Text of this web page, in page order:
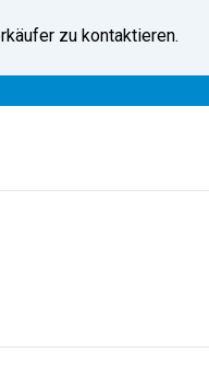
zu kontaktieren.